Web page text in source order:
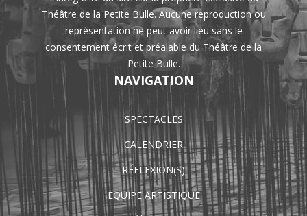
Théâtre de la Petite Bulle. Aucune reproduction ou
représentation ne peut avoir lieu sans le
consentement écrit et préalable du Théâtre de la
Petite Bulle.
NAVIGATION
SPECTACLES
CALENDRIER
RÉFLEXION(S)
EQUIPE ARTISTIQUE